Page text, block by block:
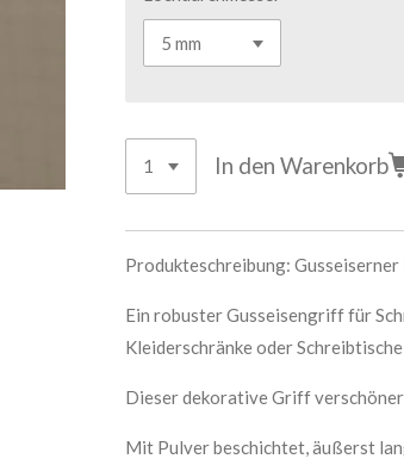
In den Warenkorb
Produkteschreibung:
Ein robuster Gusseisengriff für
Kleiderschränke oder Schreibtische
Dieser dekorative Griff
Mit Pulver beschichtet, äußerst